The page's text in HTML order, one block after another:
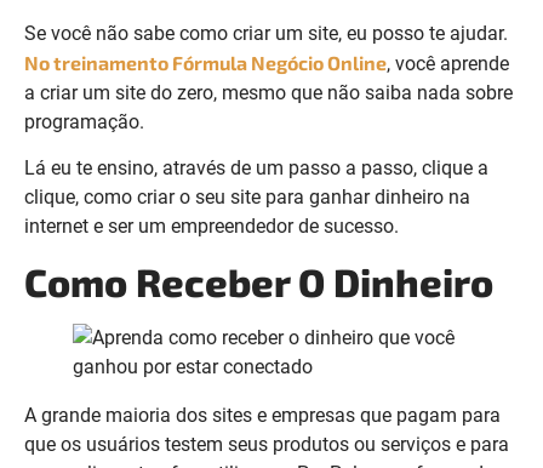
Se você não sabe como criar um site, eu posso te ajudar.
No treinamento Fórmula Negócio Online, você aprende
a criar um site do zero, mesmo que não saiba nada sobre
programação.
Lá eu te ensino, através de um passo a passo, clique a
clique, como criar o seu site para ganhar dinheiro na
internet e ser um empreendedor de sucesso.
Como Receber O Dinheiro
A grande maioria dos sites e empresas que pagam para
que os usuários testem seus produtos ou serviços e para